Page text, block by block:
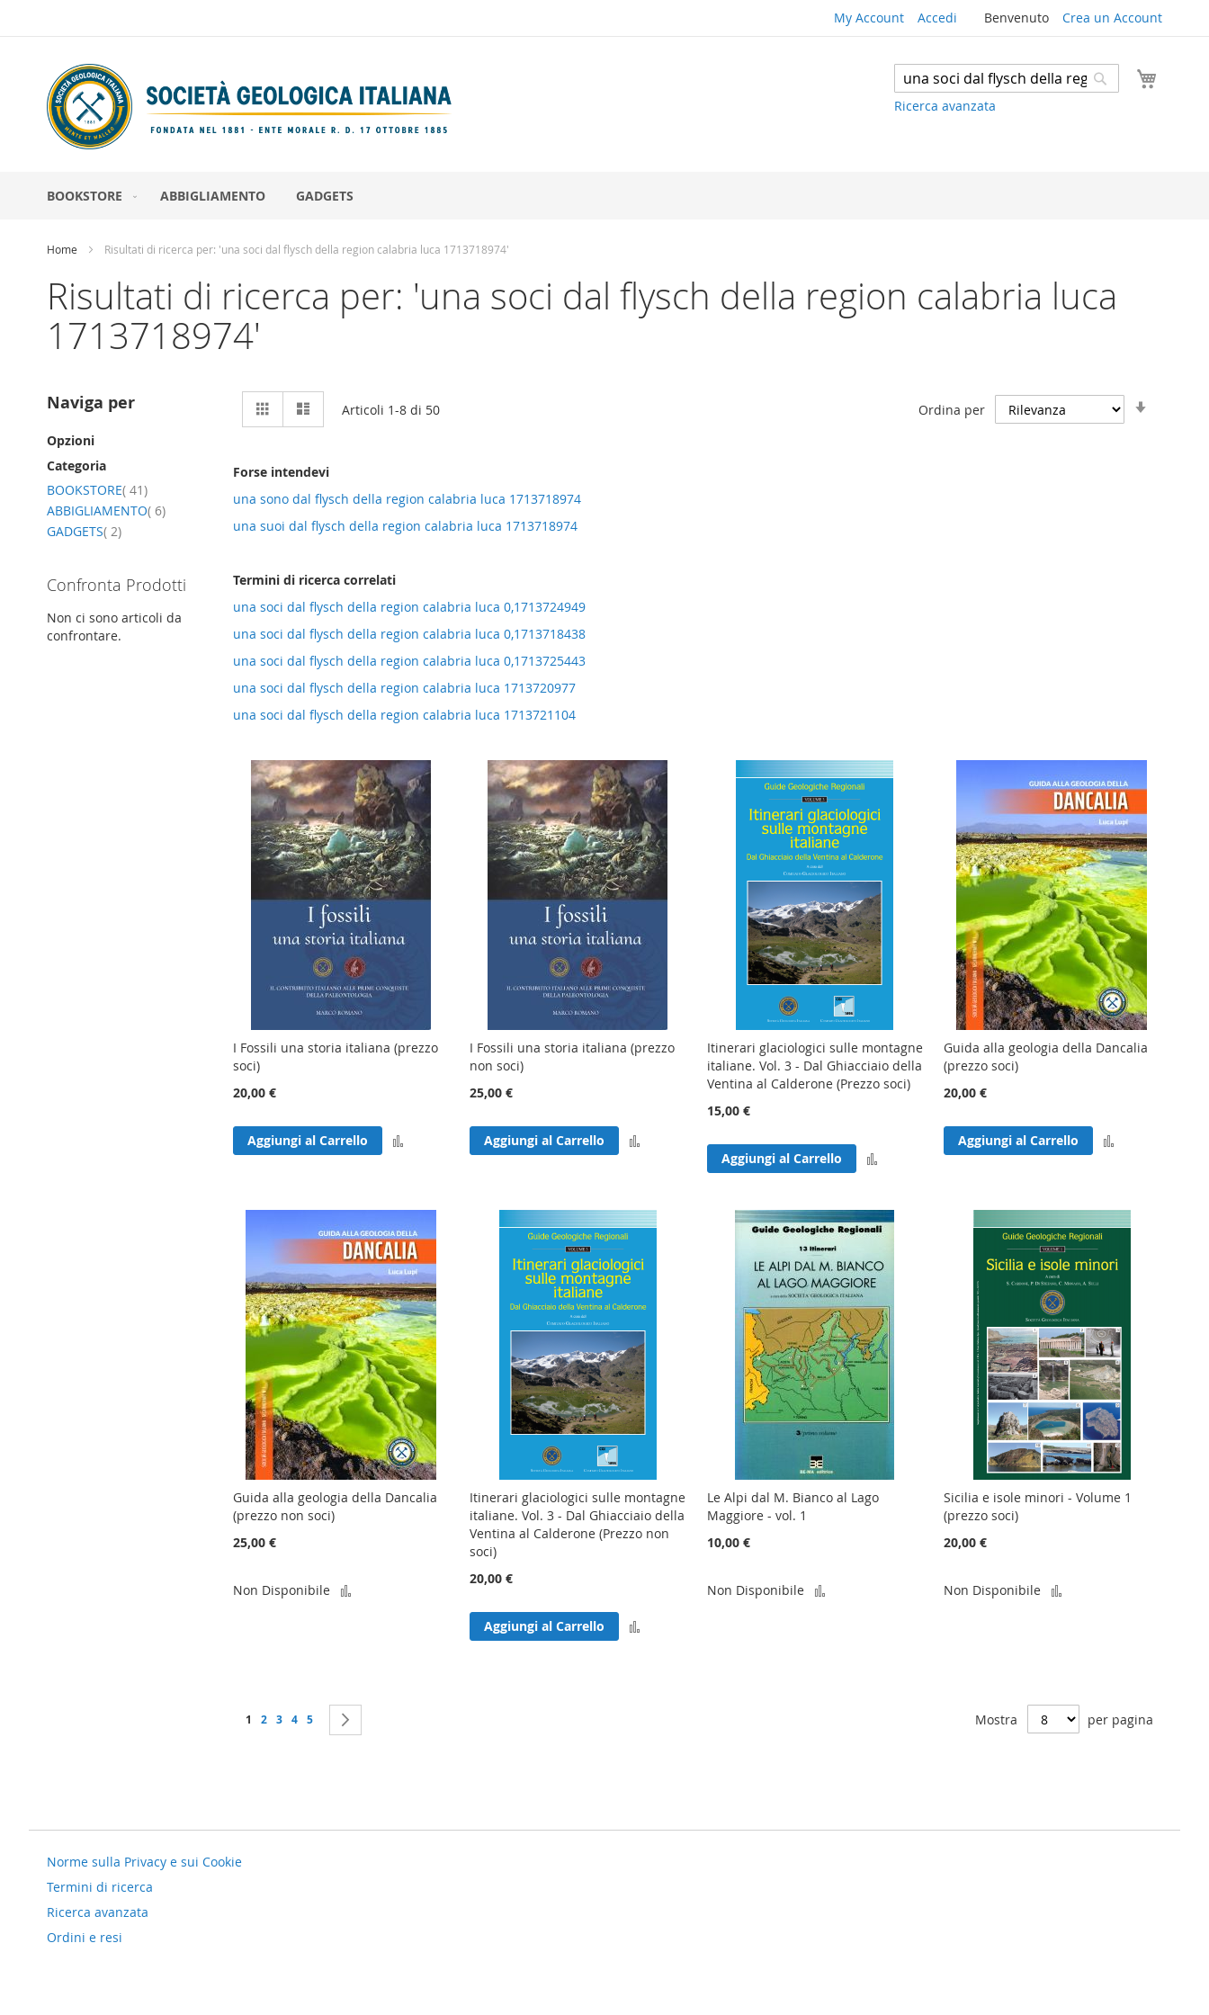
My Account Accedi Benvenuto Crea un Account
Search
Ricerca avanzata
Search
BOOKSTORE ABBIGLIAMENTO GADGETS
Home Risultati di ricerca per: 'una soci dal flysch della region calabria luca 1713718974'
Risultati di ricerca per: 'una soci dal flysch della region calabria luca
1713718974'
Mostra
come
Griglia Articoli 1-8di 50 Ordina per
Forse intendevi
una sono dal flysch della region calabria luca 1713718974
una suoi dal flysch della region calabria luca 1713718974
Termini di ricerca correlati
una soci dal flysch della region calabria luca 0,1713724949
una soci dal flysch della region calabria luca 0,1713718438
una soci dal flysch della region calabria luca 0,1713725443
una soci dal flysch della region calabria luca 1713720977
una soci dal flysch della region calabria luca 1713721104
I Fossili una storia italiana (prezzo
soci)
20,00 €
Aggiungi al Carrello
I Fossili una storia italiana (prezzo
non soci)
25,00 €
Aggiungi al Carrello
Itinerari glaciologici sulle montagne
italiane. Vol. 3 - Dal Ghiacciaio della
Ventina al Calderone (Prezzo soci)
15,00 €
Aggiungi al Carrello
confronto
Guida alla geologia della Dancalia
(prezzo soci)
20,00 €
Aggiungi al Carrello
Guida alla geologia della Dancalia
(prezzo non soci)
25,00 €
Non Disponibile
Itinerari glaciologici sulle montagne
italiane. Vol. 3 - Dal Ghiacciaio della
Ventina al Calderone (Prezzo non
soci)
20,00 €
Aggiungi al Carrello
Le Alpi dal M. Bianco al Lago
Maggiore - vol. 1
10,00 €
Non Disponibile
Sicilia e isole minori - Volume 1
(prezzo soci)
20,00 €
Non Disponibile
Pagina
Attualmente stai leggendo la pagina
1 Pagina
2 Pagina
3 Pagina
4 Pagina
5 Mostra per pagina
Naviga per
Opzioni
Categoria
BOOKSTORE 41elemento
ABBIGLIAMENTO 6elemento
GADGETS 2elemento
Confronta Prodotti
Non ci sono articoli da
confrontare.
Norme sulla Privacy e sui Cookie
Termini di ricerca
Ricerca avanzata
Ordini e resi